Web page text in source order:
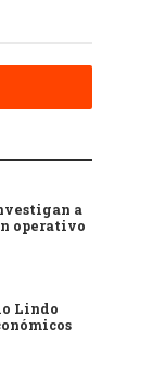
a
operativo
Lindo